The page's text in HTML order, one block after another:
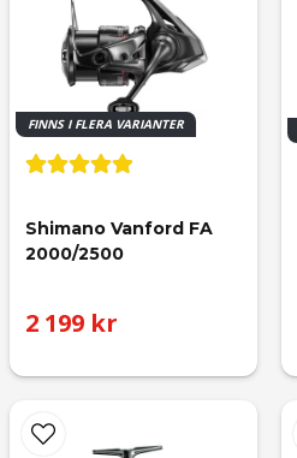
FINNS I FLERA VARIANTER
Shimano Vanford FA
2000/2500
2 199 kr